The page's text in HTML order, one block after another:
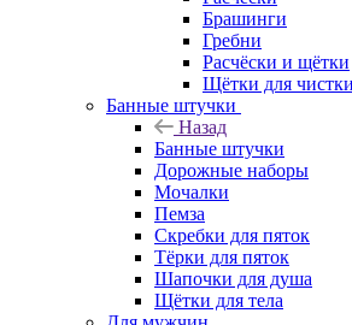
Брашинги
Гребни
Расчёски и щётки
Щётки для
Банные штучки
Назад
Банные штучки
Дорожные наборы
Мочалки
Пемза
Скребки для пяток
Тёрки для пяток
Шапочки для душа
Щётки для тела